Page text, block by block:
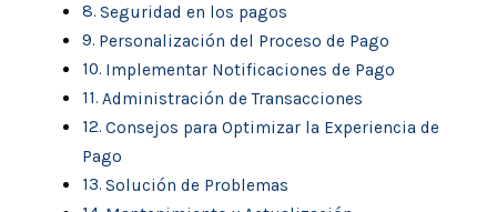
Seguridad en los pagos
Personalización del Proceso de Pago
Implementar Notificaciones de Pago
Administración de Transacciones
Consejos para Optimizar la Experiencia de
Pago
Solución de Problemas